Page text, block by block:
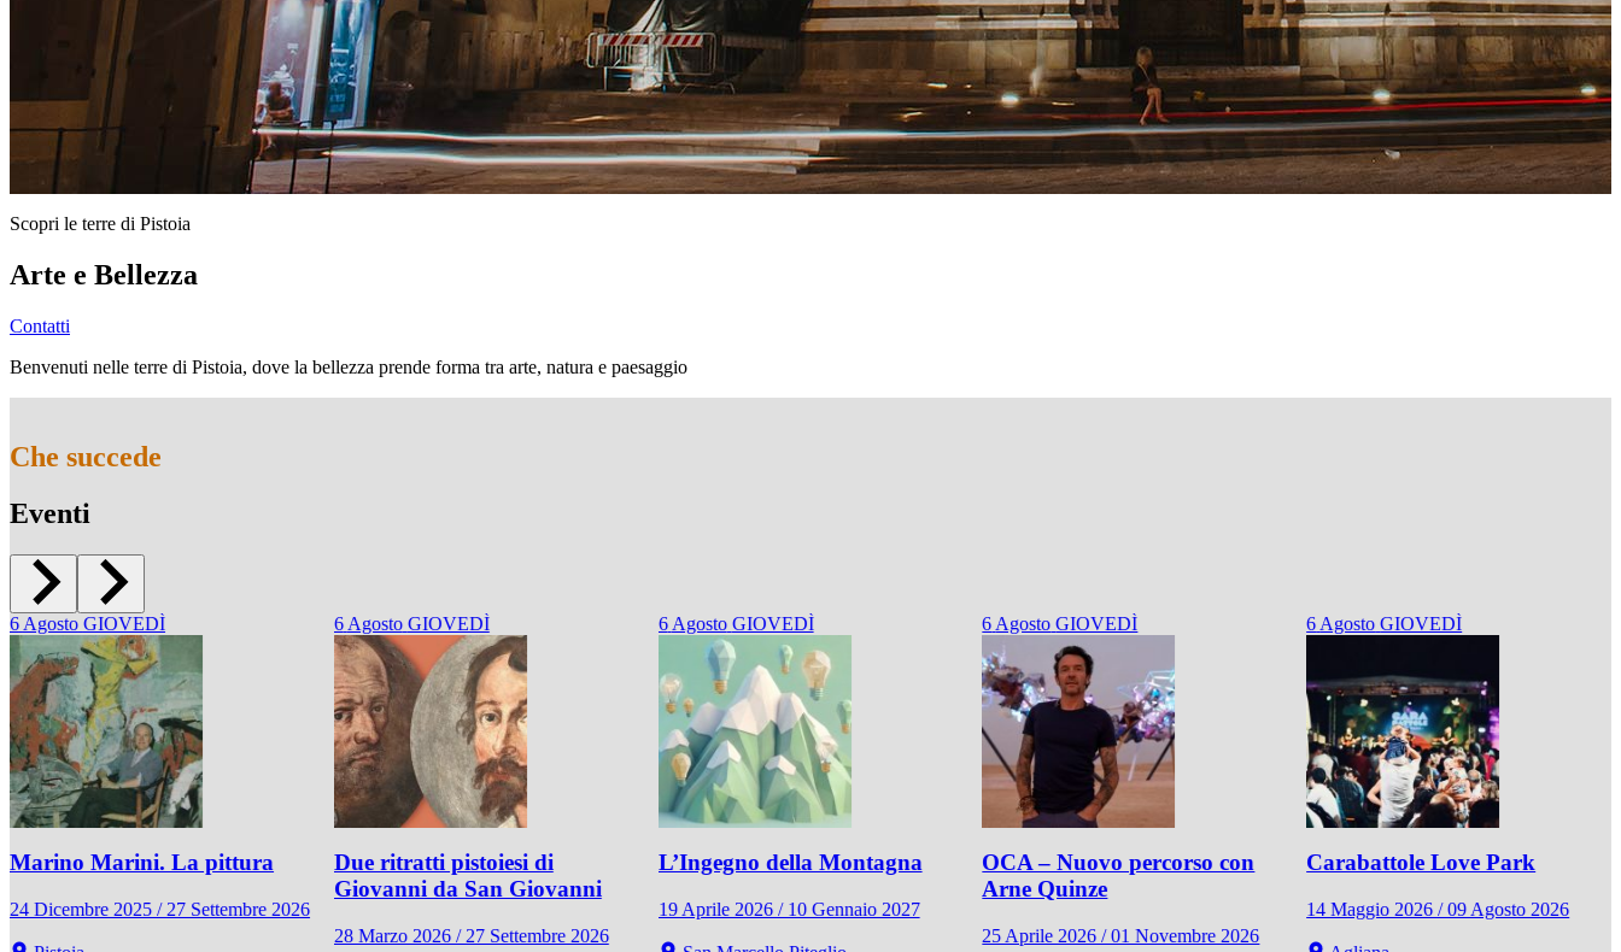
Scopri le terre di Pistoia
Arte e Bellezza
Contatti
Benvenuti nelle terre di Pistoia, dove la bellezza prende forma tra arte, natura e paesaggio
Che succede
Eventi
6 Agosto GIOVEDÌ
Marino Marini. La pittura
24 Dicembre 2025 / 27 Settembre 2026
6 Agosto GIOVEDÌ
Due ritratti pistoiesi di
Giovanni da San Giovanni
28 Marzo 2026 / 27 Settembre 2026
6 Agosto GIOVEDÌ
L’Ingegno della Montagna
19 Aprile 2026 / 10 Gennaio 2027
6 Agosto GIOVEDÌ
OCA – Nuovo percorso con
Arne Quinze
25 Aprile 2026 / 01 Novembre 2026
6 Agosto GIOVEDÌ
Carabattole Love Park
14 Maggio 2026 / 09 Agosto 2026